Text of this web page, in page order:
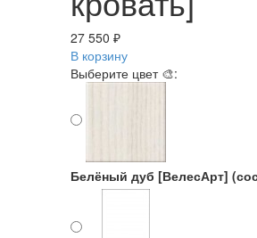
27 550 ₽
В корзину
Выберите цвет 🎨:
Белёный дуб [ВелесАрт]